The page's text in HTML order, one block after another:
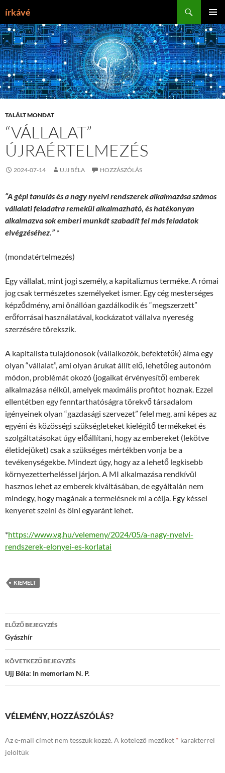
írkávé
MENÜ
TALÁLT MONDAT
“VÁLLALAT”
ÚJRAÉRTELMEZÉS
2024-07-14 UJJ BÉLA HOZZÁSZÓLÁS
“A gépi tanulás és a nagy nyelvi rendszerek alkalmazása számos
vállalati feladatra remekül alkalmazható, és hatékonyan
alkalmazva sok emberi munkát szabadít fel más feladatok
elvégzéséhez.” *
(mondatértelmezés)
Egy vállalat, mint jogi személy, a kapitalizmus terméke. A római
jog csak természetes személyeket ismer. Egy cég mesterséges
képződmény, ami önállóan gazdálkodik és “megszerzett”
erőforrásai használatával, kockázatot vállalva nyereség
szerzésére törekszik.
A kapitalista tulajdonosok (vállalkozók, befektetők) álma egy
olyan “vállalat”, ami olyan árukat állít elő, lehetőleg autonóm
módon, problémát okozó (jogaikat érvényesítő) emberek
alkalmazása nélkül, amelyek maximális profitot hoznak. Ezzel
ellentétben egy fenntarthatóságra törekvő társadalom
igényeinek olyan “gazdasági szervezet” felel meg, ami képes az
egyéni és közösségi szükségleteket kielégítő termékeket és
szolgáltatásokat úgy előállítani, hogy az embereket (lekötve
életidejüket) csak a szükséges mértékben vonja be a
tevékenységekbe. Mindezt úgy, hogy az a lehető legkisebb
környezetterheléssel járjon. A MI alkalmazása rendkívül
hasznos lehet az emberek kiváltásában, de egyáltalán nem
mindegy, hogy magának a termelésnek mi a célja. Egy késsel
kenyeret szelni és ölni egyaránt lehet.
*https://www.vg.hu/velemeny/2024/05/a-nagy-nyelvi-
rendszerek-elonyei-es-korlatai
KIEMELT
Bejegyzések
navigációja
ELŐZŐ BEJEGYZÉS
Gyászhír
KÖVETKEZŐ BEJEGYZÉS
Ujj Béla: In memoriam N. P.
VÉLEMÉNY, HOZZÁSZÓLÁS?
Az e-mail címet nem tesszük közzé. A kötelező mezőket * karakterrel
jelöltük